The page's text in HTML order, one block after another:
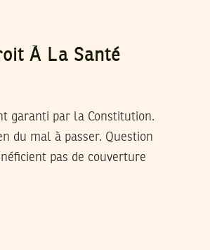
À La Santé
garanti par la Constitution.
du mal à passer. Question
pas de couverture